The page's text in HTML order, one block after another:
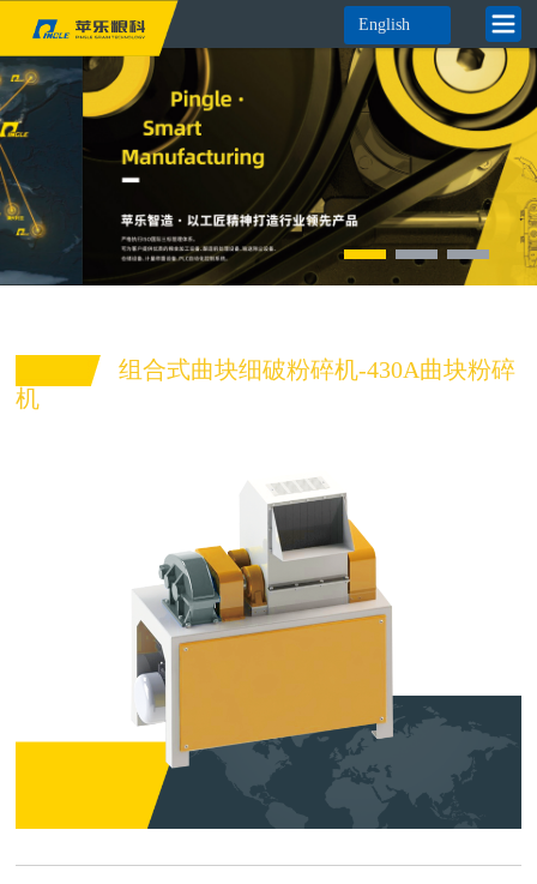
English
组合式曲块细破粉碎机-430A曲块粉碎
机